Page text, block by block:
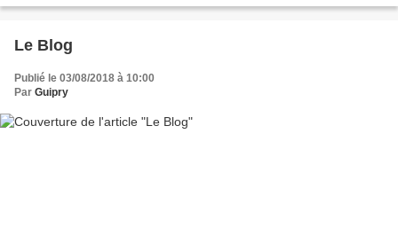
Le Blog
Publié le 03/08/2018 à 10:00
Par Guipry